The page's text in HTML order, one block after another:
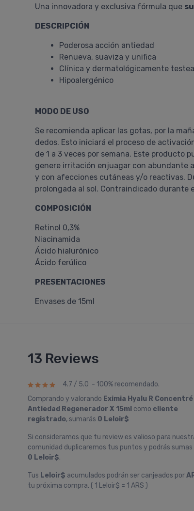
Una innovadora y exclusiva fórmula que
DESCRIPCIÓN
Poderosa acción antiedad
Renueva, suaviza y unifica
Clínica y dermatológicamente
Hipoalergénico
MODO DE USO
Se recomienda aplicar las gotas, por la
dedos. Esto iniciará el proceso de
de 1 a 3 veces por semana. Este producto
genere irritación enjuagar con abundante
y con afecciones cutáneas y/o reactivas.
prolongada al sol. Contraindicado durante
COMPOSICIÓN
Retinol 0,3%
Niacinamida
Ácido hialurónico
Ácido ferúlico
PRESENTACIONES
Envases de 15ml
13 Reviews
4.7 / 5.0 - 100% recomendado.
Comprando y valorando Eximia Hyalu R Concentré
Antiedad Regenerador X 15ml como cliente
registrado, sumarás 0 Leloir$
Si consideramos que tu review es valioso para
comunidad duplicaremos tus puntos y podrás
0 Leloir$.
Tus Leloir$ acumulados podrán ser canjeados por
tu próxima compra. ( 1 Leloir$ = 1 ARS )